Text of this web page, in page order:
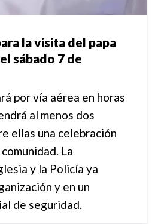
la visita del papa
sábado 7 de
por vía aérea en horas
al menos dos
ellas una celebración
La
y la Policía ya
y en un
de seguridad.